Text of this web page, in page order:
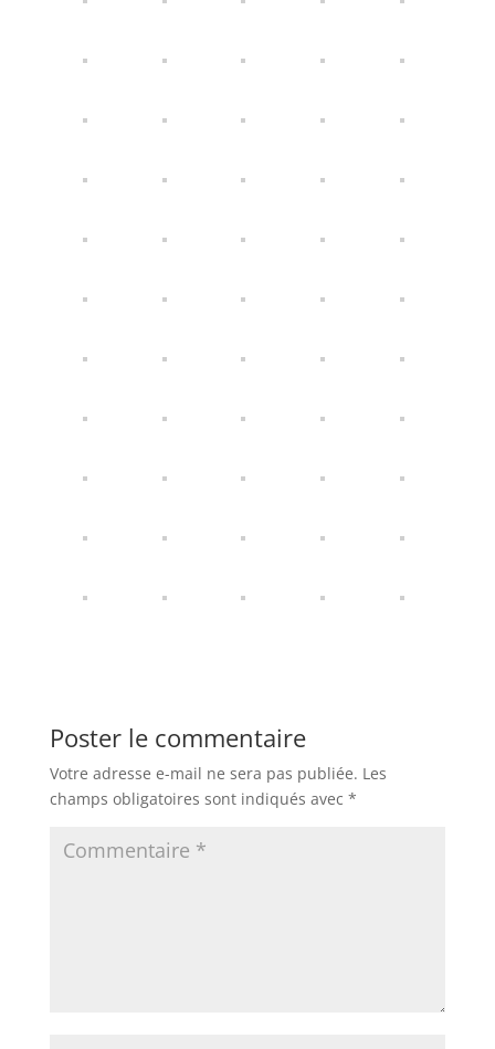
Poster le commentaire
Votre adresse e-mail ne sera pas publiée. Les
champs obligatoires sont indiqués avec *